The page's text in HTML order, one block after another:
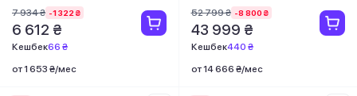
7 934 ₴ -1 322 ₴
6 612 ₴
Кешбек66 ₴
от 1 653 ₴/мес
52 799 ₴ -8 800 ₴
43 999 ₴
Кешбек440 ₴
от 14 666 ₴/мес